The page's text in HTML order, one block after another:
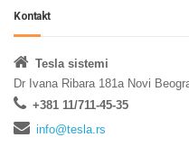
Kontakt
Tesla sistemi
Dr Ivana Ribara 181a Novi
+381 11/711-45-35
info@tesla.rs